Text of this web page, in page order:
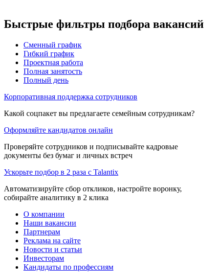
Быстрые фильтры подбора вакансий
Сменный график
Гибкий график
Проектная работа
Полная занятость
Полный день
Корпоративная поддержка сотрудников
Какой соцпакет вы предлагаете семейным сотрудникам?
Оформляйте кандидатов онлайн
Проверяйте сотрудников и подписывайте кадровые
документы без бумаг и личных встреч
Ускорьте подбор в 2 раза с Talantix
Автоматизируйте сбор откликов, настройте воронку,
собирайте аналитику в 2 клика
О компании
Наши вакансии
Партнерам
Реклама на сайте
Новости и статьи
Инвесторам
Кандидаты по профессиям